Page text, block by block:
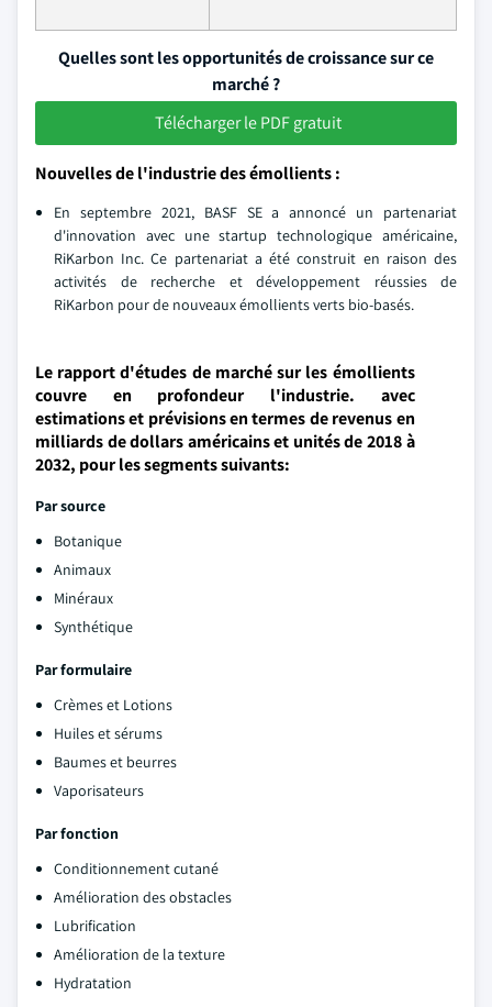
Quelles sont les opportunités de croissance sur ce
marché ?
Télécharger le PDF gratuit
Nouvelles de l'industrie des émollients :
En septembre 2021, BASF SE a annoncé un partenariat
d'innovation avec une startup technologique américaine,
RiKarbon Inc. Ce partenariat a été construit en raison des
activités de recherche et développement réussies de
RiKarbon pour de nouveaux émollients verts bio-basés.
Le rapport d'études de marché sur les émollients
couvre en profondeur l'industrie. avec
estimations et prévisions en termes de revenus en
milliards de dollars américains et unités de 2018 à
2032, pour les segments suivants:
Par source
Botanique
Animaux
Minéraux
Synthétique
Par formulaire
Crèmes et Lotions
Huiles et sérums
Baumes et beurres
Vaporisateurs
Par fonction
Conditionnement cutané
Amélioration des obstacles
Lubrification
Amélioration de la texture
Hydratation